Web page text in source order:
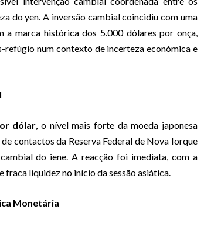
do yen. A inversão cambial coincidiu com uma
a marca histórica dos 5.000 dólares por onça,
num contexto de incerteza económica e
dólar, o nível mais forte da moeda japonesa
contactos da Reserva Federal de Nova Iorque
do iene. A reacção foi imediata, com a
fraca liquidez no início da sessão asiática.
Monetária